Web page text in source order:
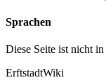
Sprachen
Diese Seite ist nicht
ErftstadtWiki